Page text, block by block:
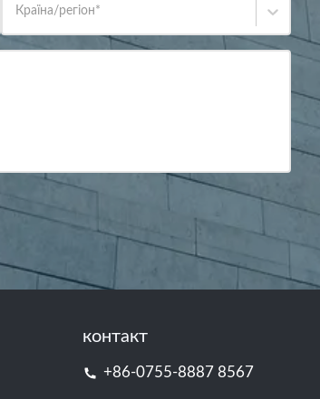
Країна/регіон*
контакт
+86-0755-8887 8567